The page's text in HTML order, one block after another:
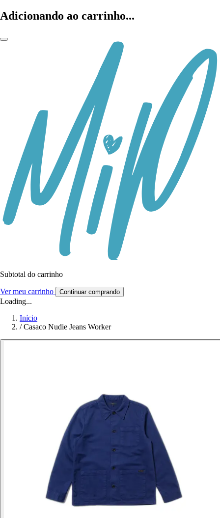
Adicionando ao carrinho...
Subtotal do carrinho
Ver meu carrinho Continuar comprando
Loading...
Início
/ Casaco Nudie Jeans Worker